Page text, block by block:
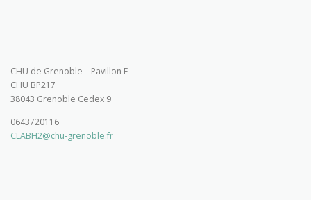
CHU de Grenoble – Pavillon E
CHU BP217
38043 Grenoble Cedex 9
0643720116
CLABH2@chu-grenoble.fr